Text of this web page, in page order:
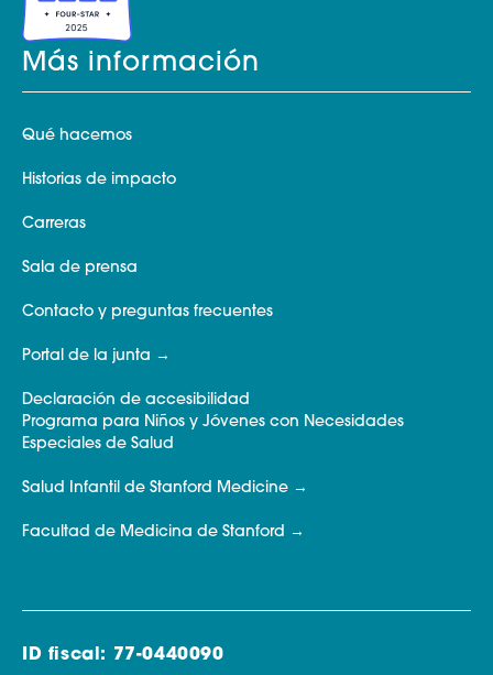
Más información
Qué hacemos
Historias de impacto
Carreras
Sala de prensa
Contacto y preguntas frecuentes
Portal de la junta
Declaración de accesibilidad
Programa para Niños y Jóvenes con Necesidades
Especiales de Salud
Salud Infantil de Stanford Medicine
Facultad de Medicina de Stanford
ID fiscal: 77-0440090